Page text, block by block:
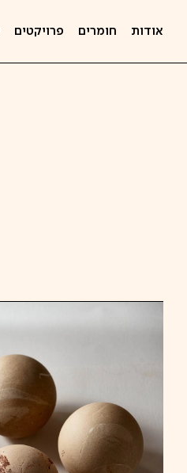
אודות חומרים פרויקטים